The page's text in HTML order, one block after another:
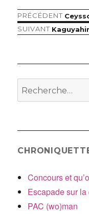
Navigation
l’article
PRÉCÉDENT Article
SUIVANT Article
Recherche
pour
Concours et
Escapade sur la
PAC (wo)man